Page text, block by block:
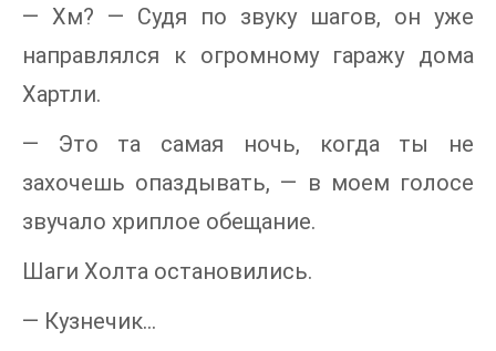
— Хм? — Судя по звуку шагов, он уже
направлялся к огромному гаражу дома
Хартли.
— Это та самая ночь, когда ты не
захочешь опаздывать, — в моем голосе
звучало хриплое обещание.
Шаги Холта остановились.
— Кузнечик…